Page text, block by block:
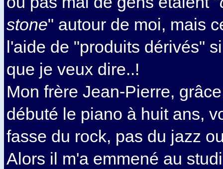
stone" autour de moi, mais
l'aide de "produits dérivés"
que je veux dire..!
Mon frère Jean-Pierre,
débuté le piano à huit ans,
fasse du rock, pas du jazz
Alors il m'a emmené au